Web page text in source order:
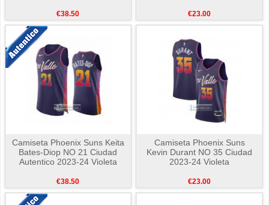
€38.50 €23.00
Camiseta Phoenix Suns Keita
Bates-Diop NO 21 Ciudad
Autentico 2023-24 Violeta
€38.50
Camiseta Phoenix Suns
Kevin Durant NO 35 Ciudad
2023-24 Violeta
€23.00